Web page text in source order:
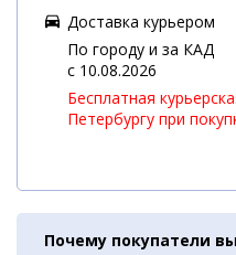
Доставка курьером
По городу и за КАД
c 10.08.2026
Бесплатная
Петербургу при
Почему покупатели